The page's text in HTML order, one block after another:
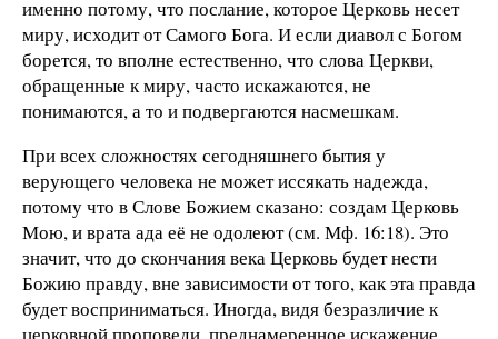
именно потому, что послание, которое Церковь несет
миру, исходит от Самого Бога. И если диавол с Богом
борется, то вполне естественно, что слова Церкви,
обращенные к миру, часто искажаются, не
понимаются, а то и подвергаются насмешкам.
При всех сложностях сегодняшнего бытия у
верующего человека не может иссякать надежда,
потому что в Слове Божием сказано: создам Церковь
Мою, и врата ада её не одолеют (см. Мф. 16:18). Это
значит, что до скончания века Церковь будет нести
Божию правду, вне зависимости от того, как эта правда
будет восприниматься. Иногда, видя безразличие к